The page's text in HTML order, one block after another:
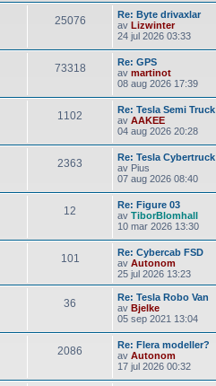
25076
Re: Byte drivaxlar
av Lizwinter
24 jul 2026 03:33
73318
Re: GPS
av martinot
08 aug 2026 17:39
1102
Re: Tesla Semi Truck
av AAKEE
04 aug 2026 20:28
2363
Re: Tesla Cybertruck
av Pius
07 aug 2026 08:40
12
Re: Figure 03
av TiborBlomhall
10 mar 2026 13:30
101
Re: Cybercab FSD
av Autonom
25 jul 2026 13:23
36
Re: Tesla Robo Van
av Bjelke
05 sep 2021 13:04
2086
Re: Flera modeller?
av Autonom
17 jul 2026 00:32